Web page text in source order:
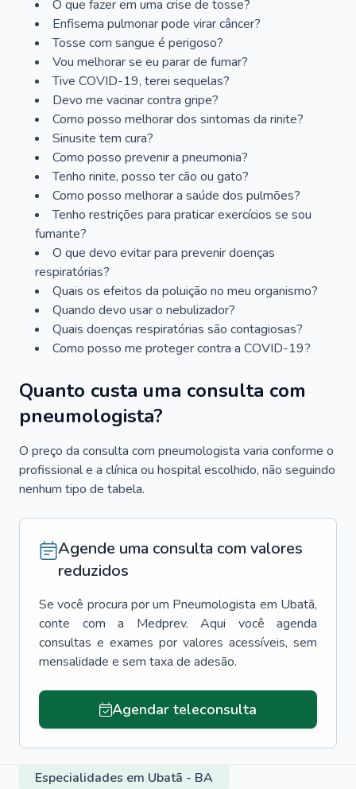
O que fazer em uma crise de tosse?
Enfisema pulmonar pode virar câncer?
Tosse com sangue é perigoso?
Vou melhorar se eu parar de fumar?
Tive COVID-19, terei sequelas?
Devo me vacinar contra gripe?
Como posso melhorar dos sintomas da rinite?
Sinusite tem cura?
Como posso prevenir a pneumonia?
Tenho rinite, posso ter cão ou gato?
Como posso melhorar a saúde dos pulmões?
Tenho restrições para praticar exercícios se sou
fumante?
O que devo evitar para prevenir doenças
respiratórias?
Quais os efeitos da poluição no meu organismo?
Quando devo usar o nebulizador?
Quais doenças respiratórias são contagiosas?
Como posso me proteger contra a COVID-19?
Quanto custa uma consulta com
pneumologista?
O preço da consulta com pneumologista varia conforme o
profissional e a clínica ou hospital escolhido, não seguindo
nenhum tipo de tabela.
Agende uma consulta com valores
reduzidos
Se você procura por um Pneumologista em Ubatã,
conte com a Medprev. Aqui você agenda
consultas e exames por valores acessíveis, sem
mensalidade e sem taxa de adesão.
Agendar teleconsulta
Especialidades em Ubatã - BA